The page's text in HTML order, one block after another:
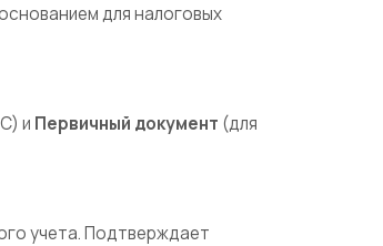
для налоговых
и Первичный документ (для
учета. Подтверждает